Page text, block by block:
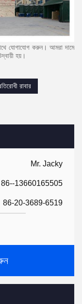
Mr. Jacky
86--13660165505
86-20-3689-6519
যোগাযোগ করুন। আমরা দামে
হয়।
রাবার